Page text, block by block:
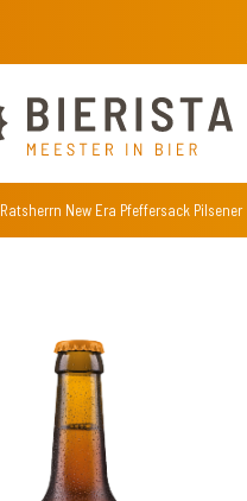
Ratsherrn New Era Pfeffersack Pilsener